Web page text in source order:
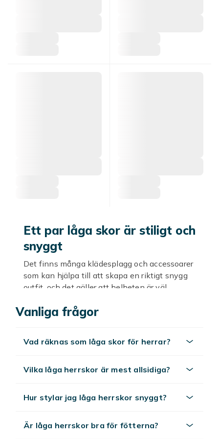
Ett par låga skor är stiligt och
snyggt
Det finns många klädesplagg och accessoarer
som kan hjälpa till att skapa en riktigt snygg
outfit, och det gäller att helheten är väl
kunna fullända din stil har vi på Fyndiq samlat
Fyndiq är att det är så himla billigt! Så nu kan
modeller av herrskor som passar både den
dressad ut på jobbet!
Glöm inte bort att dubbelkolla storleken när du
Vanliga frågor
Vad räknas som låga skor för herrar?
Vilka låga herrskor är mest allsidiga?
Hur stylar jag låga herrskor snyggt?
Är låga herrskor bra för fötterna?